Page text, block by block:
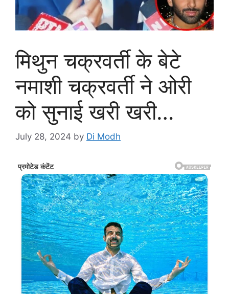
मिथुन चक्रवर्ती के बेटे
नमाशी चक्रवर्ती ने ओरी
को सुनाई खरी खरी…
July 28, 2024 by Di Modh